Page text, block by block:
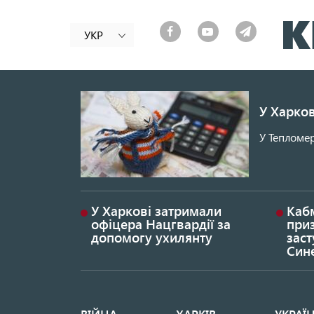
УКР
У
У
У Харкові затримали
офіцера Нацгвардії за
допомогу ухилянту